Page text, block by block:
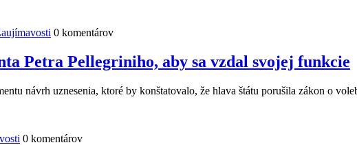
0 komentárov
Petra Pellegriniho, aby sa vzdal svojej funkcie
návrh uznesenia, ktoré by konštatovalo, že hlava štátu porušila zákon o
0 komentárov